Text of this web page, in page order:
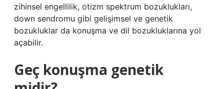
zihinsel engellilik, otizm spektrum bozuklukları,
down sendromu gibi gelişimsel ve genetik
bozukluklar da konuşma ve dil bozukluklarına yol
açabilir.
Geç konuşma genetik